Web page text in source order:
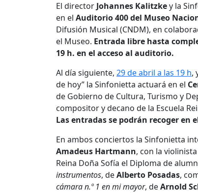
El directorJohannes Kalitzkey la
en el Auditorio 400 del Museo
Difusión Musical (CNDM), en
el Museo. Entrada libre hasta
19 h. en el acceso al auditorio.
Al día siguiente, 29 de abril a las 19 h,
de hoy” la Sinfonietta actuará en el
de Gobierno de Cultura, Turismo y
compositor y decano de la Escuela
Las entradas se podrán recoger en
En ambos conciertos la Sinfonietta
Amadeus Hartmann, con la violinista
Reina Doña Sofía el Diploma de
instrumentos, deAlberto Posadas,
cámara n.º 1 en mi mayor, deArnold